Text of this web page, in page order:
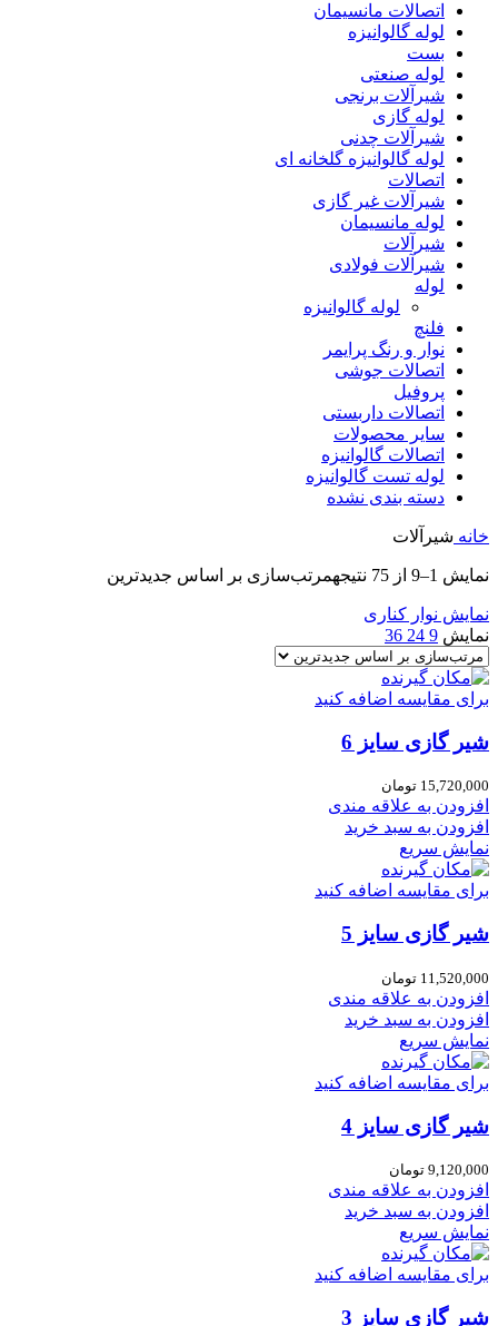
اتصالات مانسیمان
لوله گالوانیزه
بست
لوله صنعتی
شیرآلات برنجی
لوله گازی
شیرآلات چدنی
لوله گالوانیزه گلخانه ای
اتصالات
شیرآلات غیر گازی
لوله مانسیمان
شیرآلات
شیرآلات فولادی
لوله
لوله گالوانیزه
فلنچ
نوار و رنگ پرایمر
اتصالات جوشی
پروفیل
اتصالات داربستی
سایر محصولات
اتصالات گالوانیزه
لوله تست گالوانیزه
دسته بندی نشده
خانه شیرآلات
نمایش 1–9 از 75 نتیجه مرتب‌سازی بر اساس جدیدترین
نمایش نوار کناری
نمایش 9
24
36
برای مقایسه اضافه کنید
شیر گازی سایز 6
15,720,000 تومان
افزودن به علاقه مندی
افزودن به سبد خرید
نمایش سریع
برای مقایسه اضافه کنید
شیر گازی سایز 5
11,520,000 تومان
افزودن به علاقه مندی
افزودن به سبد خرید
نمایش سریع
برای مقایسه اضافه کنید
شیر گازی سایز 4
9,120,000 تومان
افزودن به علاقه مندی
افزودن به سبد خرید
نمایش سریع
برای مقایسه اضافه کنید
شیر گازی سایز 3